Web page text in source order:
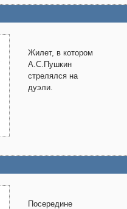
Жилет, в котором
А.С.Пушкин
стрелялся на
дуэли.
Посередине